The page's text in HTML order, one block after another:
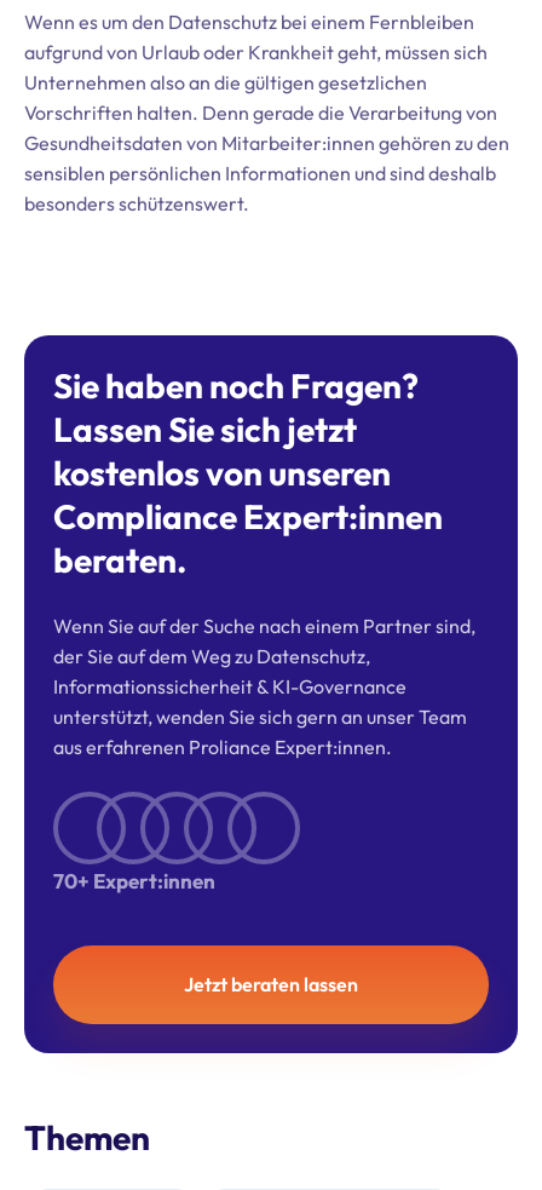
Wenn es um den Datenschutz bei einem Fernbleiben
aufgrund von Urlaub oder Krankheit geht, müssen sich
Unternehmen also an die gültigen gesetzlichen
Vorschriften halten. Denn gerade die Verarbeitung von
Gesundheitsdaten von Mitarbeiter:innen gehören zu den
sensiblen persönlichen Informationen und sind deshalb
besonders schützenswert.
Sie haben noch Fragen?
Lassen Sie sich jetzt
kostenlos von unseren
Compliance Expert:innen
beraten.
Wenn Sie auf der Suche nach einem Partner sind,
der Sie auf dem Weg zu Datenschutz,
Informationssicherheit & KI-Governance
unterstützt, wenden Sie sich gern an unser Team
aus erfahrenen Proliance Expert:innen.
70+ Expert:innen
Jetzt beraten lassen
Themen